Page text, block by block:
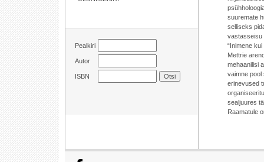
Pealkiri
Autor
ISBN
suuremate
selliseks
vastasseisu
“Inimene
Mettrie
mehaanilisi
vaimne pool
erinevused
sealjuures
Raamatule